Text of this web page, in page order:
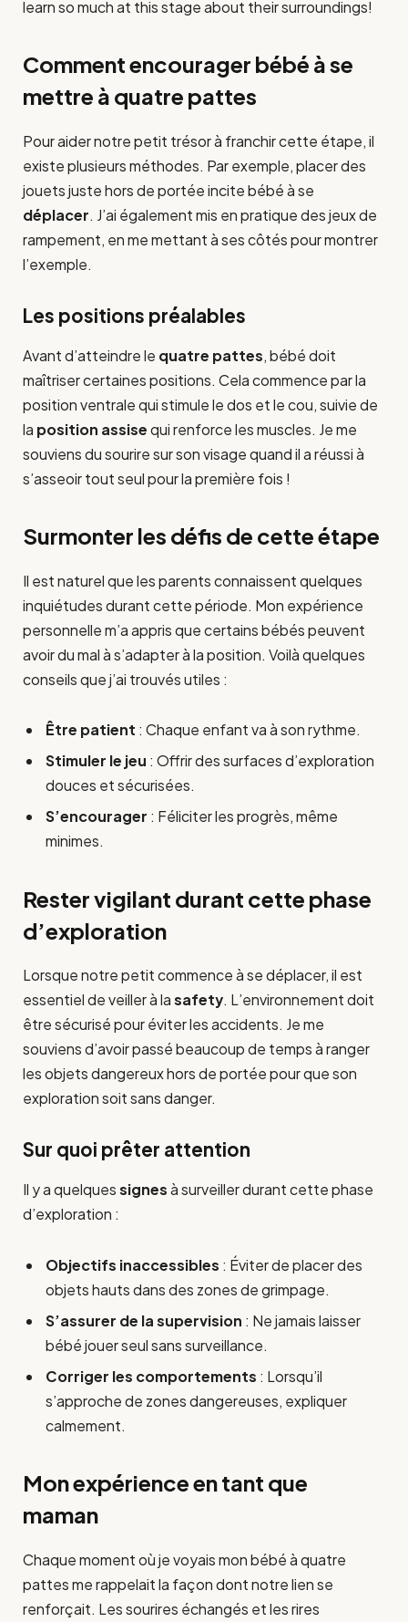
learn so much at this stage about their surroundings!
Comment encourager bébé à se
mettre à quatre pattes
Pour aider notre petit trésor à franchir cette étape, il
existe plusieurs méthodes. Par exemple, placer des
jouets juste hors de portée incite bébé à se
déplacer. J’ai également mis en pratique des jeux de
rampement, en me mettant à ses côtés pour montrer
l’exemple.
Les positions préalables
Avant d’atteindre le quatre pattes, bébé doit
maîtriser certaines positions. Cela commence par la
position ventrale qui stimule le dos et le cou, suivie de
la position assisequi renforce les muscles. Je me
souviens du sourire sur son visage quand il a réussi à
s’asseoir tout seul pour la première fois !
Surmonter les défis de cette étape
Il est naturel que les parents connaissent quelques
inquiétudes durant cette période. Mon expérience
personnelle m’a appris que certains bébés peuvent
avoir du mal à s’adapter à la position. Voilà quelques
conseils que j’ai trouvés utiles :
Être patient : Chaque enfant va à son rythme.
Stimuler le jeu : Offrir des surfaces d’exploration
douces et sécurisées.
S’encourager : Féliciter les progrès, même
minimes.
Rester vigilant durant cette phase
d’exploration
Lorsque notre petit commence à se déplacer, il est
essentiel de veiller à lasafety. L’environnement doit
être sécurisé pour éviter les accidents. Je me
souviens d’avoir passé beaucoup de temps à ranger
les objets dangereux hors de portée pour que son
exploration soit sans danger.
Sur quoi prêter attention
Il y a quelquessignesà surveiller durant cette phase
d’exploration :
Objectifs inaccessibles : Éviter de placer des
objets hauts dans des zones de grimpage.
S’assurer de la supervision : Ne jamais laisser
bébé jouer seul sans surveillance.
Corriger les comportements : Lorsqu’il
s’approche de zones dangereuses, expliquer
calmement.
Mon expérience en tant que
maman
Chaque moment où je voyais mon bébé à quatre
pattes me rappelait la façon dont notre lien se
renforçait. Les sourires échangés et les rires